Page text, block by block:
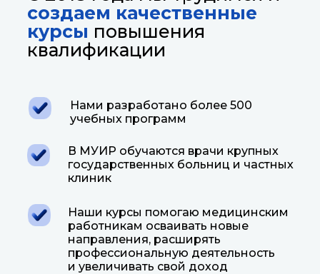
создаем качественные
курсы повышения
квалификации
Нами разработано более 500
учебных программ
В МУИР обучаются врачи крупных
государственных больниц и частных
клиник
Наши курсы помогаю медицинским
работникам осваивать новые
направления, расширять
профессиональную деятельность
и увеличивать свой доход